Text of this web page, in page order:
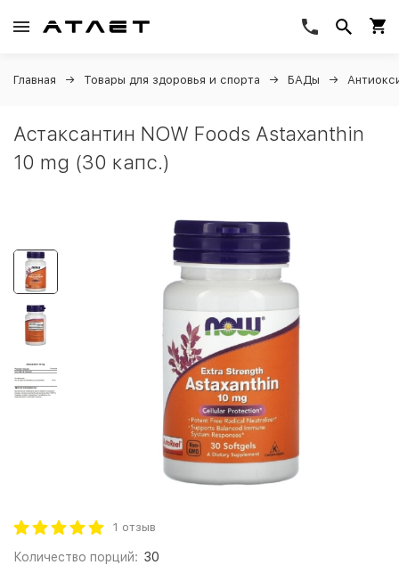
Главная Товары для здоровья и спорта БАДы
Астаксантин NOW Foods Astaxanthin
10 mg (30 капс.)
1 отзыв
Количество порций: 30